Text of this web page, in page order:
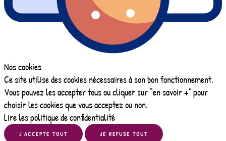
Nos cookies
Ce site utilise des cookies nécessaires à son bon fonctionnement.
Vous pouvez les accepter tous ou cliquer sur “en savoir +” pour
choisir les cookies que vous acceptez ou non.
Lire les politique de confidentialité
J’ACCEPTE TOUT JE REFUSE TOUT